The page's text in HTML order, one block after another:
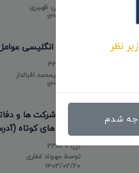
علی ظهیری
۱۳۹۸/۱۲/۲۲
عناوین انگلیسی
علیمحمد اقبالدار
۱۳۹۸/۰۵/۱۰
لیست شرکت ها و
و فیلم های کوتاه
33837
توسط مهرداد غفاری
۱۴۰۳/۰۲/۲۰
نظر
شدم